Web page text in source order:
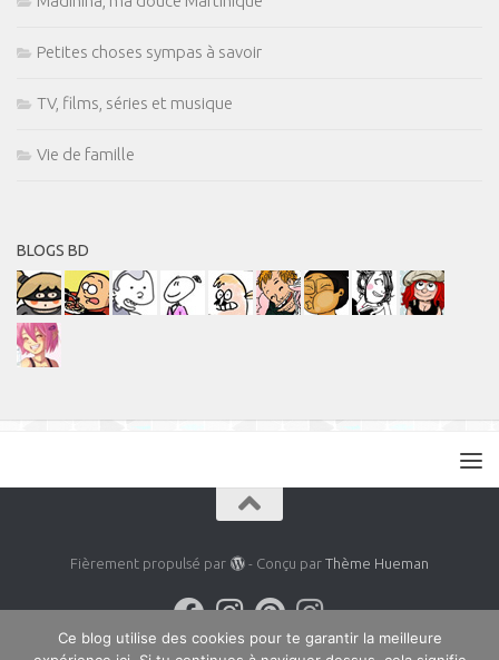
Petites choses sympas à savoir
TV, films, séries et musique
Vie de famille
BLOGS BD
Fièrement propulsé par - Conçu par Thème Hueman
Ce blog utilise des cookies pour te garantir la meilleure